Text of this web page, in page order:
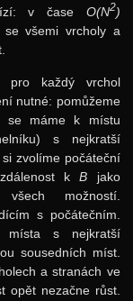
v čase O(N2)
všemi vrcholy a
každý vrchol
nutné: pomůžeme
se máme k místu
s nejkratší
zvolíme počáteční
kB jako
možností.
s počátečním.
místa s nejkratší
sousedních míst.
a stranách ve
opět nezačne růst.